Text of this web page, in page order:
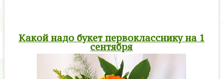
Какой надо букет первокласснику на 1
сентября